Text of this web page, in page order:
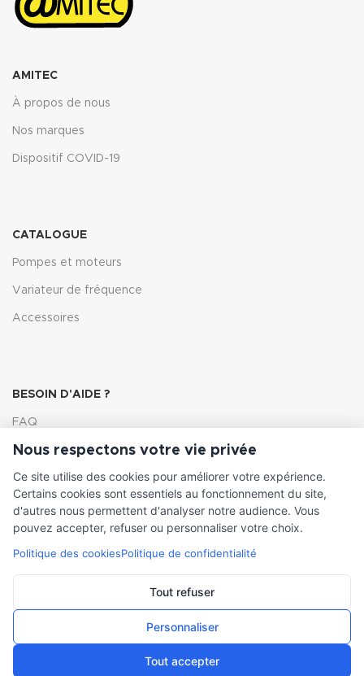
AMITEC
À propos de nous
Nos marques
Dispositif COVID-19
CATALOGUE
Pompes et moteurs
Variateur de fréquence
Accessoires
BESOIN D'AIDE ?
FAQ
Lexique
Comment choisir ma pompe
INFORMATIONS LÉGALES
Mentions légales
Nous respectons votre vie privée
Ce site utilise des cookies pour améliorer votre expérience.
Certains cookies sont essentiels au fonctionnement du site,
d'autres nous permettent d'analyser notre audience. Vous
pouvez accepter, refuser ou personnaliser votre choix.
Politique des cookiesPolitique de confidentialité
Tout refuser
Personnaliser
Tout accepter